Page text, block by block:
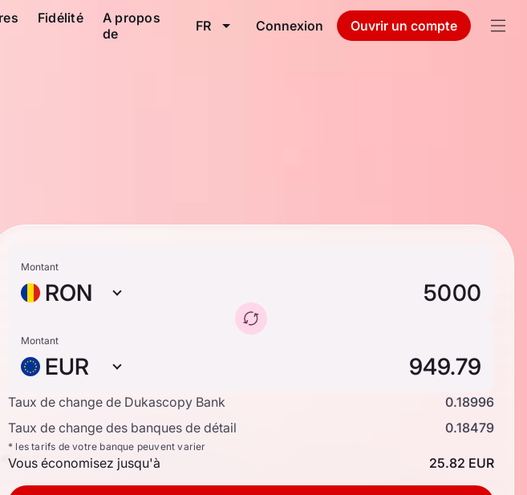
Fidélité
A propos
de
FR Connexion Ouvrir un compte
Montant
RON
Montant
EUR
Taux de change de Dukascopy Bank
0.18996
Taux de change des banques de détail
0.18479
* les tarifs de votre banque peuvent varier
Vous économisez jusqu'à 25.82 EUR